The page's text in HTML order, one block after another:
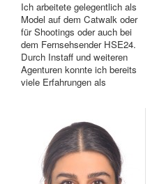
Ich arbeitete gelegentlich als
Model auf dem Catwalk oder
für Shootings oder auch bei
dem Fernsehsender HSE24.
Durch Instaff und weiteren
Agenturen konnte ich bereits
viele Erfahrungen als